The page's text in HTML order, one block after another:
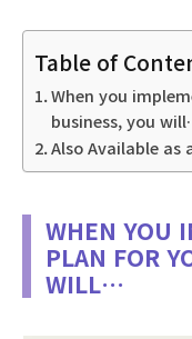
Table of
When you
business, you
Also Available as
WHEN YOU
PLAN FOR
WILL…